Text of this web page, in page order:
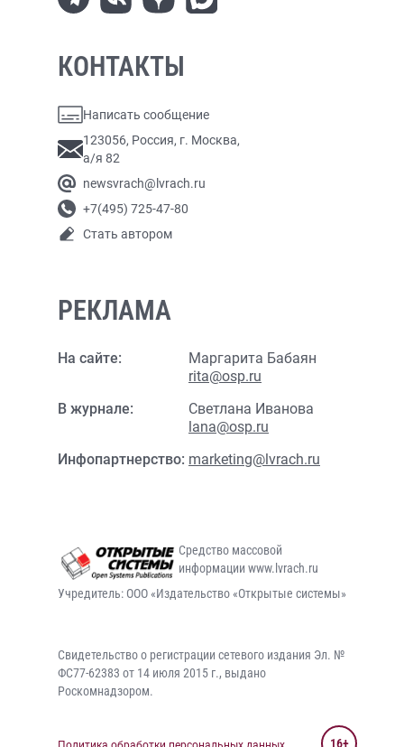
КОНТАКТЫ
Написать сообщение
123056, Россия, г. Москва,
а/я 82
newsvrach@lvrach.ru
+7(495) 725-47-80
Стать автором
РЕКЛАМА
На сайте:
Маргарита Бабаян
rita@osp.ru
В журнале:
Светлана Иванова
lana@osp.ru
Инфопартнерство: marketing@lvrach.ru
Средство массовой
информации www.lvrach.ru
Учредитель: ООО «Издательство «Открытые системы»
Свидетельство о регистрации сетевого издания Эл. №
ФС77-62383 от 14 июля 2015 г., выдано
Роскомнадзором.
16+